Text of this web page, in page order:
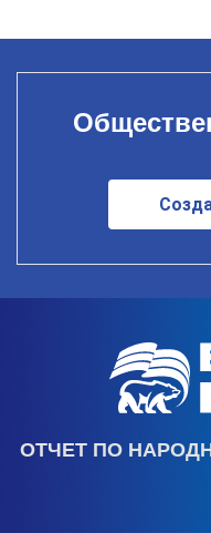
ОТЧЕТ ПО